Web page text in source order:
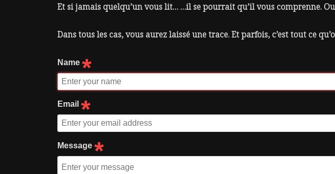
Et si jamais quelqu’un vous lit… …il se pourrait qu’il vous comprenne.
Dans tous les cas, vous aurez laissé une trace. Et parfois, c’est tout ce
Name *
Email *
Message *